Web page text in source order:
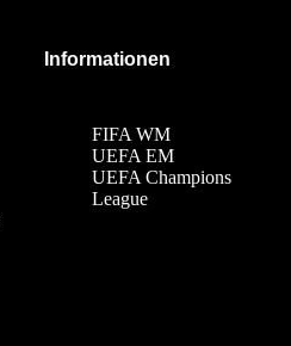
Informationen
FIFA WM
UEFA EM
UEFA Champions
League